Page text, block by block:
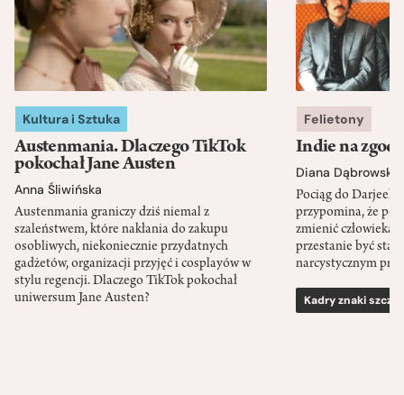
Kultura i Sztuka
Austenmania. Dlaczego TikTok
pokochał Jane Austen
Anna Śliwińska
Austenmania graniczy dziś niemal z
szaleństwem, które nakłania do zakupu
osobliwych, niekoniecznie przydatnych
gadżetów, organizacji przyjęć i cosplayów w
stylu regencji. Dlaczego TikTok pokochał
uniwersum Jane Austen?
Felietony
Indie na
Diana Dąbrowska
Pociąg do
przypomina, że
zmienić człowieka
przestanie być
narcystycznym
Kadry znaki